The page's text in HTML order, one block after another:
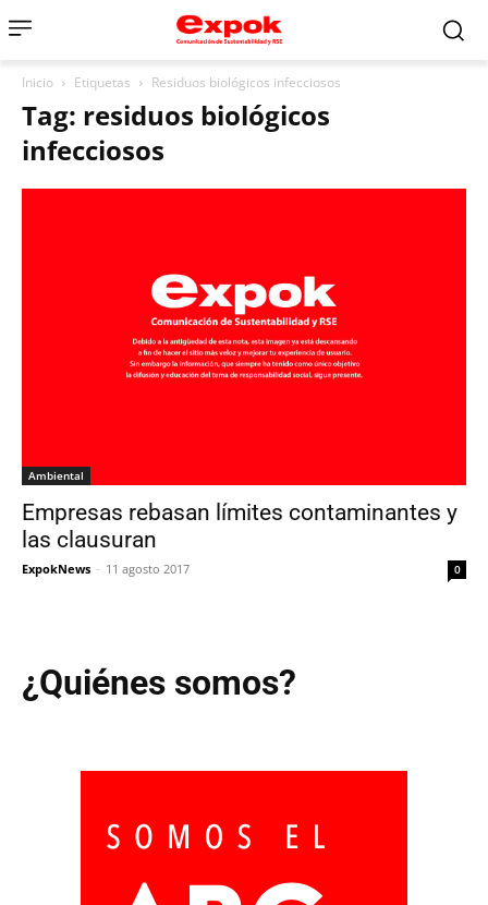
Inicio Etiquetas Residuos biológicos infecciosos
Tag: residuos biológicos
infecciosos
Ambiental
Empresas rebasan límites contaminantes y
las clausuran
ExpokNews - 11 agosto 2017 0
¿Quiénes somos?